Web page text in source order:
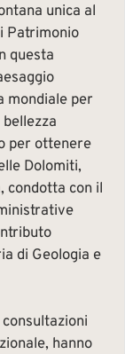
unica al
Patrimonio
questa
mondiale per
per ottenere
Dolomiti,
condotta con il
di Geologia e
hanno